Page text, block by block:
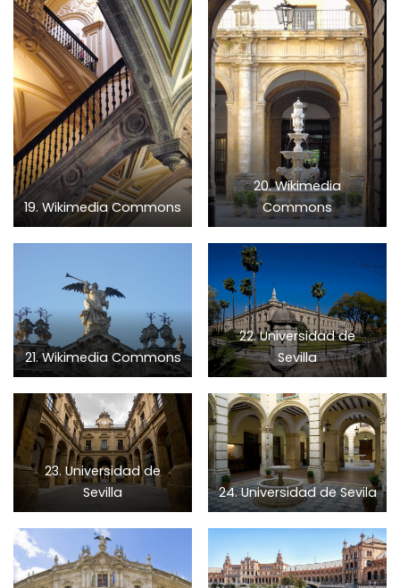
19. Wikimedia Commons
20. Wikimedia
Commons
21. Wikimedia Commons
22. Universidad de
Sevilla
23. Universidad de
Sevilla
24. Universidad de Sevila